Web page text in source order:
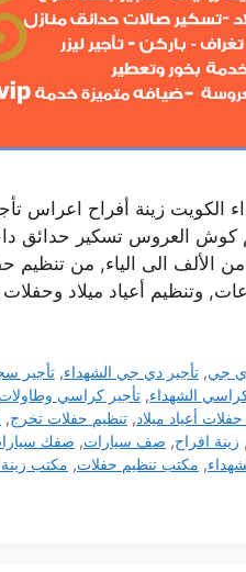
الكويت زينة أفراح اعراس
العروس تسكير حدائق
الألف الى الياء, من
وتنظيم أعياد ميلاد
جي,تأجير دي جي الشهداء,تأجير
الشهداء, تأجير كراسي وطاولات
أعياد ميلاد, تنظيم حفلات تخرج,
, زينة افراح, صف سيارات, صفك
, مكتب تنظيم حفلات, مكتب